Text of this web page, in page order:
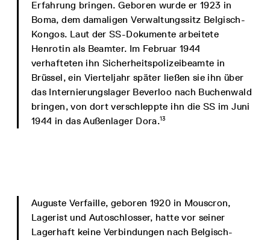
Erfahrung bringen. Geboren wurde er 1923 in
Boma, dem damaligen Verwaltungssitz Belgisch-
Kongos. Laut der SS-Dokumente arbeitete
Henrotin als Beamter. Im Februar 1944
verhafteten ihn Sicherheitspolizeibeamte in
Brüssel, ein Vierteljahr später ließen sie ihn über
das Internierungslager Beverloo nach Buchenwald
bringen, von dort verschleppte ihn die SS im Juni
1944 in das Außenlager Dora.13
Auguste Verfaille, geboren 1920 in Mouscron,
Lagerist und Autoschlosser, hatte vor seiner
Lagerhaft keine Verbindungen nach Belgisch-